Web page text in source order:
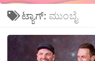
ಟ್ಯಾಗ್: ಮುಂಬೈ